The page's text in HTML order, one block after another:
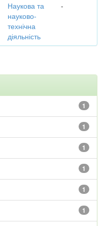
Наукова та
науково-
технічна
діяльність
-
1
1
1
1
1
1